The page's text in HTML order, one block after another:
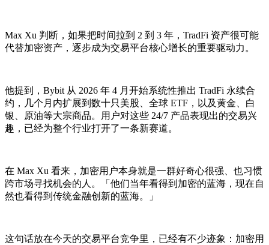
Max Xu 判断，如果把时间拉到 2 到 3 年，TradFi 资产很可能
代替加密资产，逐步成为交易平台核心增长的重要驱动力。
他提到，Bybit 从 2026 年 4 月开始系统性推出 TradFi 永续合
约，几个月内扩展到数十只美股、全球 ETF，以及黄金、白
银、原油等大宗商品。用户对这些 24/7 产品表现出的交易兴
趣，已经为整个行业打开了一条新赛道。
在 Max Xu 看来，加密用户本身就是一群好奇心很强、也习惯
跨市场寻找机会的人。「他们当年看得到加密的蓝海，现在自
然也看得到传统金融创新的蓝海。」
这句话放在今天的交易平台竞争里，已经有不少迹象：加密用